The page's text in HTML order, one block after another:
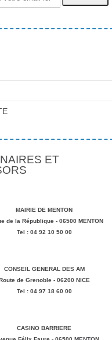
ET
MAIRIE DE MENTON
de la République - 06500 MENTON
Tel : 04 92 10 50 00
CONSEIL GENERAL DES AM
de Grenoble - 06200 NICE
Tel : 04 97 18 60 00
CASINO BARRIERE